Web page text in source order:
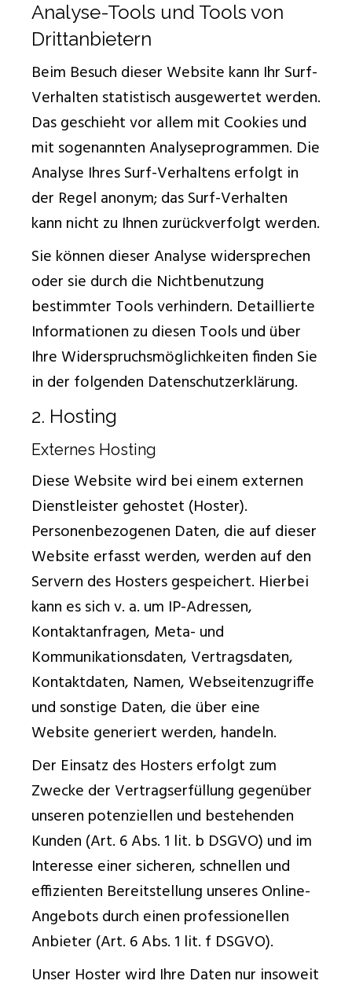
Analyse-Tools und Tools von
Drittanbietern
Beim Besuch dieser Website kann Ihr Surf-
Verhalten statistisch ausgewertet werden.
Das geschieht vor allem mit Cookies und
mit sogenannten Analyseprogrammen. Die
Analyse Ihres Surf-Verhaltens erfolgt in
der Regel anonym; das Surf-Verhalten
kann nicht zu Ihnen zurückverfolgt werden.
Sie können dieser Analyse widersprechen
oder sie durch die Nichtbenutzung
bestimmter Tools verhindern. Detaillierte
Informationen zu diesen Tools und über
Ihre Widerspruchsmöglichkeiten finden Sie
in der folgenden Datenschutzerklärung.
2. Hosting
Externes Hosting
Diese Website wird bei einem externen
Dienstleister gehostet (Hoster).
Personenbezogenen Daten, die auf dieser
Website erfasst werden, werden auf den
Servern des Hosters gespeichert. Hierbei
kann es sich v. a. um IP-Adressen,
Kontaktanfragen, Meta- und
Kommunikationsdaten, Vertragsdaten,
Kontaktdaten, Namen, Webseitenzugriffe
und sonstige Daten, die über eine
Website generiert werden, handeln.
Der Einsatz des Hosters erfolgt zum
Zwecke der Vertragserfüllung gegenüber
unseren potenziellen und bestehenden
Kunden (Art. 6 Abs. 1 lit. b DSGVO) und im
Interesse einer sicheren, schnellen und
effizienten Bereitstellung unseres Online-
Angebots durch einen professionellen
Anbieter (Art. 6 Abs. 1 lit. f DSGVO).
Unser Hoster wird Ihre Daten nur insoweit